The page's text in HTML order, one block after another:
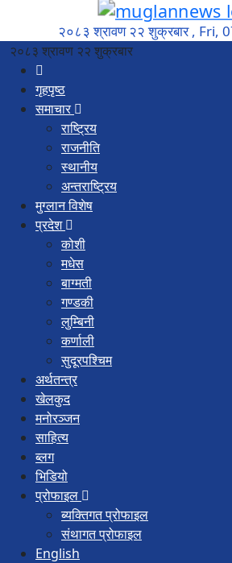
२०८३ श्रावण २२ शुक्रबार , Fri,
२०८३ श्रावण २२ शुक्रबार
गृहपृष्ठ
समाचार
राष्ट्रिय
राजनीति
स्थानीय
अन्तराष्ट्रिय
मुग्लान विशेष
प्रदेश
कोशी
मधेस
बाग्मती
गण्डकी
लुम्बिनी
कर्णाली
सुदूरपश्चिम
अर्थतन्त्र
खेलकुद
मनोरञ्जन
साहित्य
ब्लग
भिडियो
प्रोफाइल
ब्यक्तिगत प्रोफाइल
संथागत प्रोफाइल
English